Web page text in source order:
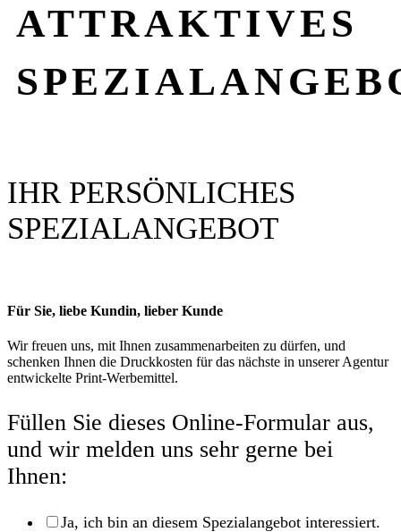
ATTRAKTIVES
IHR PERSÖNLICHES
SPEZIALANGEBOT
Für Sie, liebe Kundin, lieber Kunde
Wir freuen uns, mit Ihnen zusammenarbeiten zu dürfen, und
schenken Ihnen die Druckkosten für das nächste in unserer Agentur
entwickelte Print-Werbemittel.
Füllen Sie dieses Online-Formular aus,
und wir melden uns sehr gerne bei
Ihnen:
Ja, ich bin an diesem Spezialangebot interessiert.